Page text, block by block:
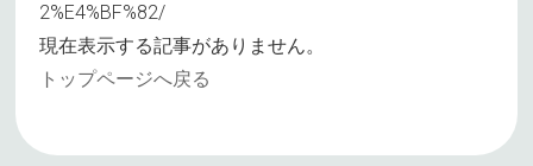
2%E4%BF%82/
現在表示する記事がありません。
トップページへ戻る